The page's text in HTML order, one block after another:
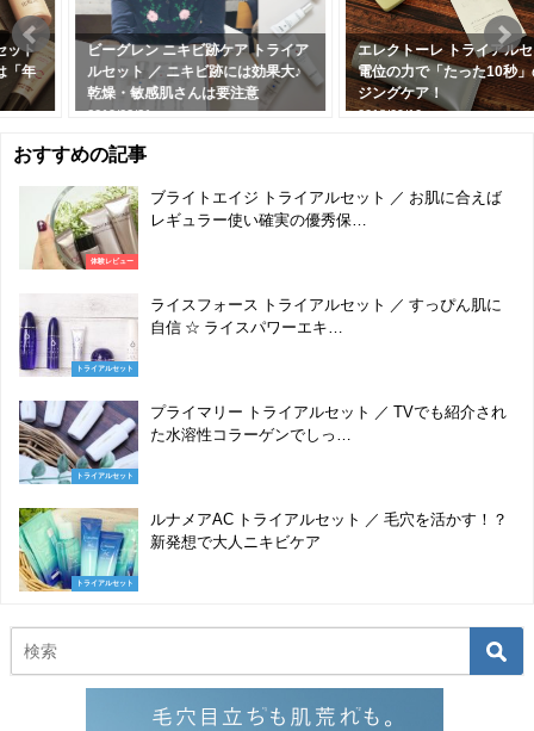
ビーグレン ニキビ跡ケア トライア
ルセット ／ ニキビ跡には効果大♪
乾燥・敏感肌さんは要注意
2019/02/21
エレクトーレ トライアルセット ／
電位の力で「たった10秒」のエイ
ジングケア！
2018/09/10
おすすめの記事
体験レビュー
ブライトエイジ トライアルセット ／ お肌に合えば
レギュラー使い確実の優秀保…
トライアルセット
ライスフォース トライアルセット ／ すっぴん肌に
自信 ☆ ライスパワーエキ…
トライアルセット
プライマリー トライアルセット ／ TVでも紹介され
た水溶性コラーゲンでしっ…
トライアルセット
ルナメアAC トライアルセット ／ 毛穴を活かす！？
新発想で大人ニキビケア